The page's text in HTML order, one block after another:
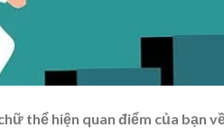
thể hiện quan điểm của bạn